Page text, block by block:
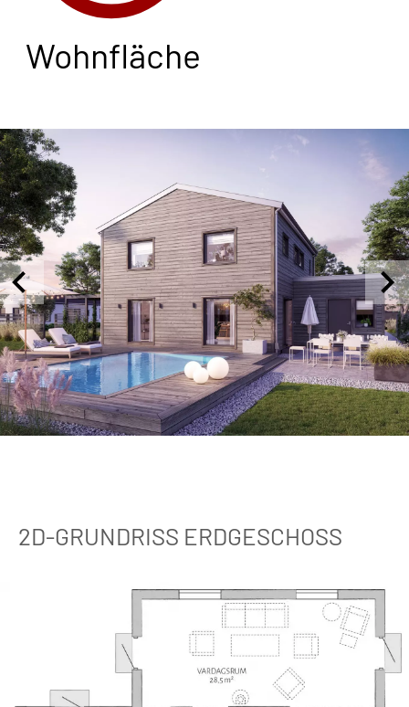
Wohnfläche
2D-GRUNDRISS ERDGESCHOSS